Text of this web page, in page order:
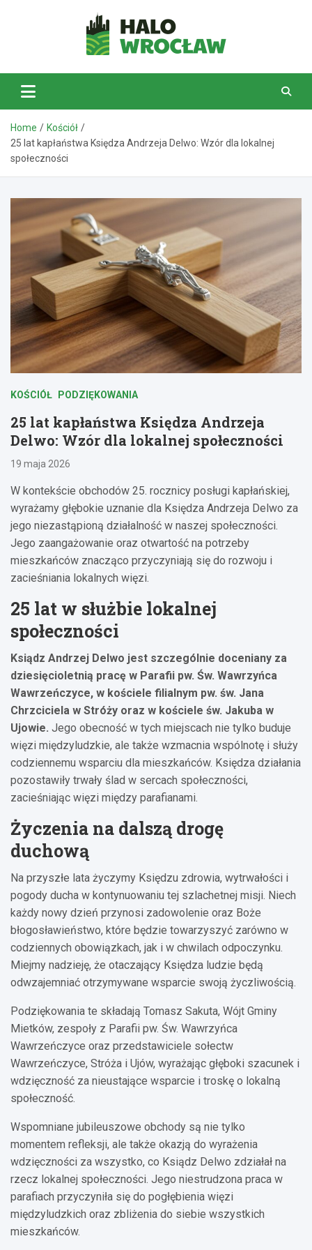
HaloWrocław.pl
Home
Kościół
25 lat kapłaństwa Księdza Andrzeja Delwo: Wzór dla lokalnej
społeczności
KOŚCIÓŁ PODZIĘKOWANIA
25 lat kapłaństwa Księdza Andrzeja
Delwo: Wzór dla lokalnej społeczności
19 maja 2026
W kontekście obchodów 25. rocznicy posługi kapłańskiej,
wyrażamy głębokie uznanie dla Księdza Andrzeja Delwo za
jego niezastąpioną działalność w naszej społeczności.
Jego zaangażowanie oraz otwartość na potrzeby
mieszkańców znacząco przyczyniają się do rozwoju i
zacieśniania lokalnych więzi.
25 lat w służbie lokalnej
społeczności
Ksiądz Andrzej Delwo jest szczególnie doceniany za
dziesięcioletnią pracę w Parafii pw. Św. Wawrzyńca
Wawrzeńczyce, w kościele filialnym pw. św. Jana
Chrzciciela w Stróży oraz w kościele św. Jakuba w
Ujowie. Jego obecność w tych miejscach nie tylko buduje
więzi międzyludzkie, ale także wzmacnia wspólnotę i służy
codziennemu wsparciu dla mieszkańców. Księdza działania
pozostawiły trwały ślad w sercach społeczności,
zacieśniając więzi między parafianami.
Życzenia na dalszą drogę
duchową
Na przyszłe lata życzymy Księdzu zdrowia, wytrwałości i
pogody ducha w kontynuowaniu tej szlachetnej misji. Niech
każdy nowy dzień przynosi zadowolenie oraz Boże
błogosławieństwo, które będzie towarzyszyć zarówno w
codziennych obowiązkach, jak i w chwilach odpoczynku.
Miejmy nadzieję, że otaczający Księdza ludzie będą
odwzajemniać otrzymywane wsparcie swoją życzliwością.
Podziękowania te składają Tomasz Sakuta, Wójt Gminy
Mietków, zespoły z Parafii pw. Św. Wawrzyńca
Wawrzeńczyce oraz przedstawiciele sołectw
Wawrzeńczyce, Stróża i Ujów, wyrażając głęboki szacunek i
wdzięczność za nieustające wsparcie i troskę o lokalną
społeczność.
Wspomniane jubileuszowe obchody są nie tylko
momentem refleksji, ale także okazją do wyrażenia
wdzięczności za wszystko, co Ksiądz Delwo zdziałał na
rzecz lokalnej społeczności. Jego niestrudzona praca w
parafiach przyczyniła się do pogłębienia więzi
międzyludzkich oraz zbliżenia do siebie wszystkich
mieszkańców.